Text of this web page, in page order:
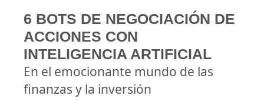
6 BOTS DE NEGOCIACIÓN DE
ACCIONES CON
INTELIGENCIA ARTIFICIAL
En el emocionante mundo de las
finanzas y la inversión